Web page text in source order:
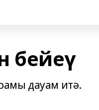
бейеү
дауам итә.